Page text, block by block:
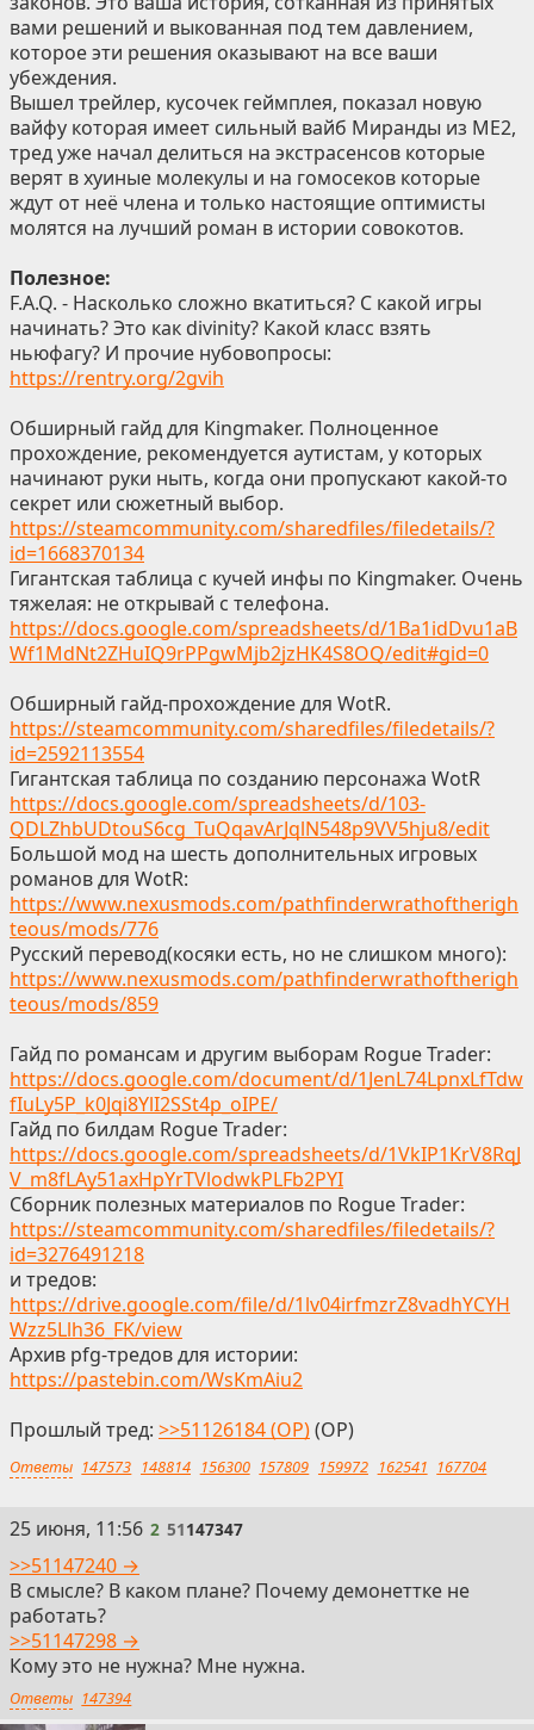
вами решений и выкованная под тем давлением,
которое эти решения оказывают на все ваши
убеждения.
Вышел трейлер, кусочек геймплея, показал новую
вайфу которая имеет сильный вайб Миранды из МЕ2,
тред уже начал делиться на экстрасенсов которые
верят в хуиные молекулы и на гомосеков которые
ждут от неё члена и только настоящие оптимисты
молятся на лучший роман в истории совокотов.
Полезное:
F.A.Q. - Насколько сложно вкатиться? С какой игры
начинать? Это как divinity? Какой класс взять
ньюфагу? И прочие нубовопросы:
https://rentry.org/2gvih
Обширный гайд для Kingmaker. Полноценное
прохождение, рекомендуется аутистам, у которых
начинают руки ныть, когда они пропускают какой-то
секрет или сюжетный выбор.
https://steamcommunity.com/sharedfiles/filedetails/?
id=1668370134
Гигантская таблица с кучей инфы по Kingmaker. Очень
тяжелая: не открывай с телефона.
https://docs.google.com/spreadsheets/d/1Ba1idDvu1aB
Wf1MdNt2ZHuIQ9rPPgwMjb2jzHK4S8OQ/edit#gid=0
Обширный гайд-прохождение для WotR.
https://steamcommunity.com/sharedfiles/filedetails/?
id=2592113554
Гигантская таблица по созданию персонажа WotR
https://docs.google.com/spreadsheets/d/103-
QDLZhbUDtouS6cg_TuQqavArJqlN548p9VV5hju8/edit
Большой мод на шесть дополнительных игровых
романов для WotR:
https://www.nexusmods.com/pathfinderwrathoftherigh
teous/mods/776
Русский перевод(косяки есть, но не слишком много):
https://www.nexusmods.com/pathfinderwrathoftherigh
teous/mods/859
Гайд по романсам и другим выборам Rogue Trader:
https://docs.google.com/document/d/1JenL74LpnxLfTdw
fIuLy5P_k0Jqi8YlI2SSt4p_oIPE/
Гайд по билдам Rogue Trader:
https://docs.google.com/spreadsheets/d/1VkIP1KrV8RqJ
V_m8fLAy51axHpYrTVlodwkPLFb2PYI
Сборник полезных материалов по Rogue Trader:
https://steamcommunity.com/sharedfiles/filedetails/?
id=3276491218
и тредов:
https://drive.google.com/file/d/1lv04irfmzrZ8vadhYCYH
Wzz5Llh36_FK/view
Архив pfg-тредов для истории:
https://pastebin.com/WsKmAiu2
Прошлый тред: >>51126184 (OP)(OP)
Ответы 147573 148814 156300 157809 159972 162541 167704
2
25 июня, 11:56 2 51147347
>>51147240 →
В смысле? В каком плане? Почему демонеттке не
работать?
>>51147298 →
Кому это не нужна? Мне нужна.
Ответы 147394